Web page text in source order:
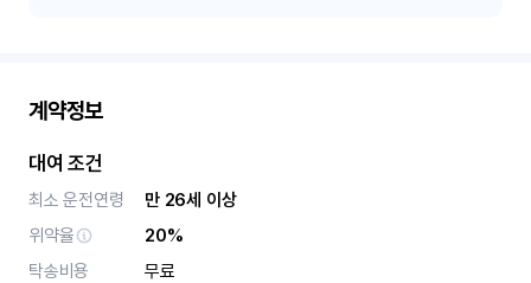
계약정보
대여 조건
최소 운전연령
만 26세 이상
위약율
20%
탁송비용
무료